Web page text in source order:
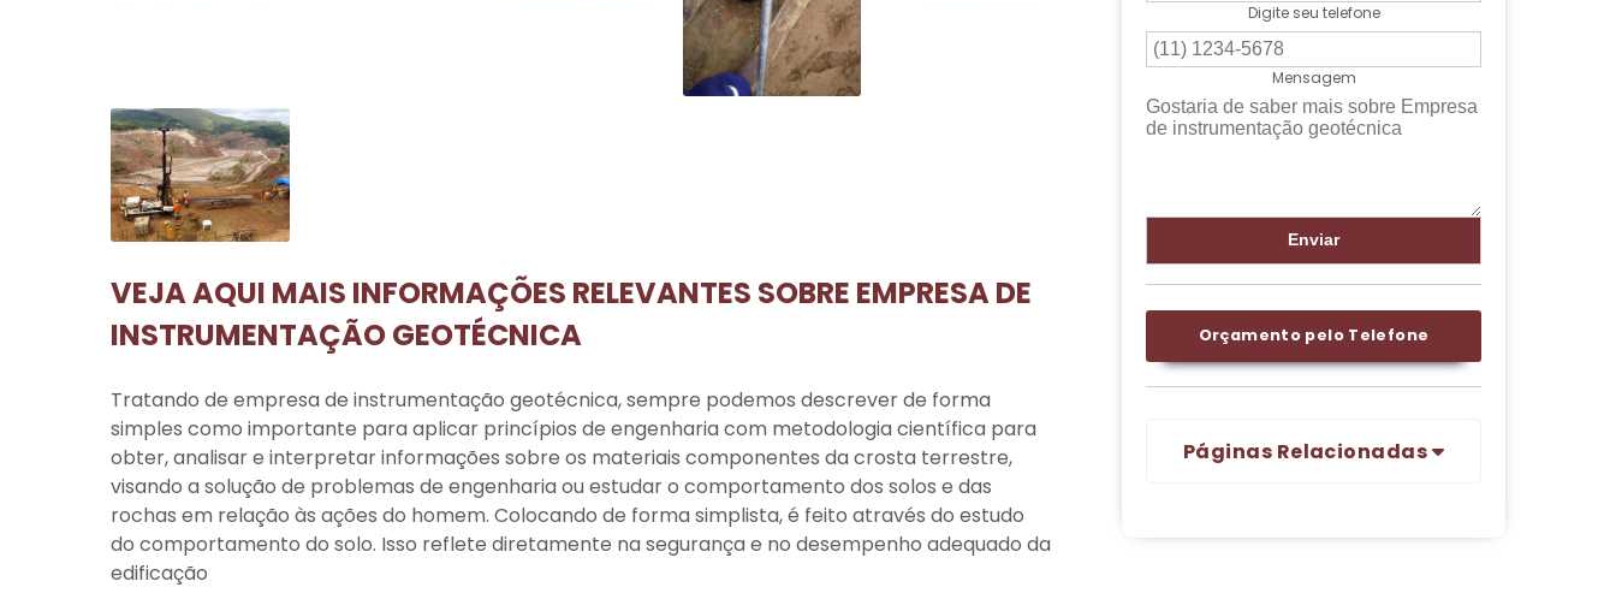
VEJA AQUI MAIS INFORMAÇÕES RELEVANTES SOBRE EMPRESA DE
INSTRUMENTAÇÃO GEOTÉCNICA
Tratando de empresa de instrumentação geotécnica, sempre podemos descrever de forma
simples como importante para aplicar princípios de engenharia com metodologia científica para
obter, analisar e interpretar informações sobre os materiais componentes da crosta terrestre,
visando a solução de problemas de engenharia ou estudar o comportamento dos solos e das
rochas em relação às ações do homem. Colocando de forma simplista, é feito através do estudo
do comportamento do solo. Isso reflete diretamente na segurança e no desempenho adequado da
edificação
Digite seu telefone
Mensagem
Orçamento pelo Telefone
Páginas Relacionadas